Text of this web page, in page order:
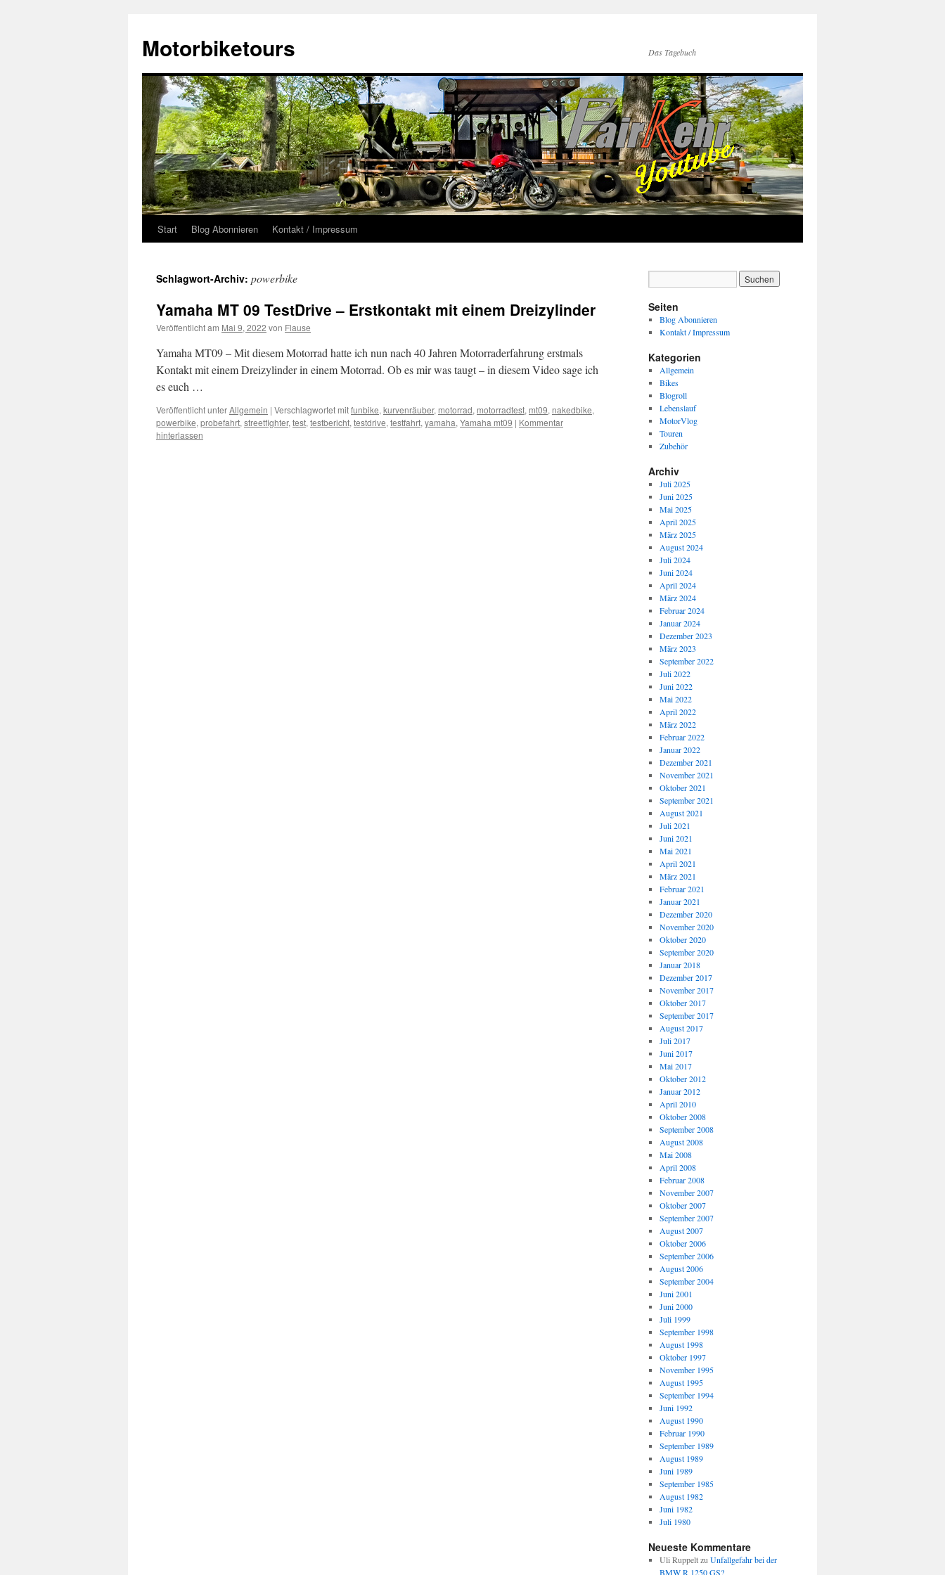
springen
Motorbiketours Das Tagebuch
Start Blog Abonnieren Kontakt / Impressum
Schlagwort-Archiv: powerbike
Yamaha MT 09 TestDrive – Erstkontakt mit einem Dreizylinder
Veröffentlicht am Mai 9, 2022 von Flause
Yamaha MT09 – Mit diesem Motorrad hatte ich nun nach 40 Jahren Motorraderfahrung erstmals
Kontakt mit einem Dreizylinder in einem Motorrad. Ob es mir was taugt – in diesem Video sage ich
es euch …
Veröffentlicht unterAllgemein | Verschlagwortet mitfunbike, kurvenräuber, motorrad, motorradtest, mt09, nakedbike,
powerbike, probefahrt, streetfighter, test, testbericht, testdrive, testfahrt, yamaha, Yamaha mt09 | Kommentar
hinterlassen
Seiten
Blog Abonnieren
Kontakt / Impressum
Kategorien
Allgemein
Bikes
Blogroll
Lebenslauf
MotorVlog
Touren
Zubehör
Archiv
Juli 2025
Juni 2025
Mai 2025
April 2025
März 2025
August 2024
Juli 2024
Juni 2024
April 2024
März 2024
Februar 2024
Januar 2024
Dezember 2023
März 2023
September 2022
Juli 2022
Juni 2022
Mai 2022
April 2022
März 2022
Februar 2022
Januar 2022
Dezember 2021
November 2021
Oktober 2021
September 2021
August 2021
Juli 2021
Juni 2021
Mai 2021
April 2021
März 2021
Februar 2021
Januar 2021
Dezember 2020
November 2020
Oktober 2020
September 2020
Januar 2018
Dezember 2017
November 2017
Oktober 2017
September 2017
August 2017
Juli 2017
Juni 2017
Mai 2017
Oktober 2012
Januar 2012
April 2010
Oktober 2008
September 2008
August 2008
Mai 2008
April 2008
Februar 2008
November 2007
Oktober 2007
September 2007
August 2007
Oktober 2006
September 2006
August 2006
September 2004
Juni 2001
Juni 2000
Juli 1999
September 1998
August 1998
Oktober 1997
November 1995
August 1995
September 1994
Juni 1992
August 1990
Februar 1990
September 1989
August 1989
Juni 1989
September 1985
August 1982
Juni 1982
Juli 1980
Neueste Kommentare
Uli Ruppeltzu Unfallgefahr bei der
BMW R 1250 GS?